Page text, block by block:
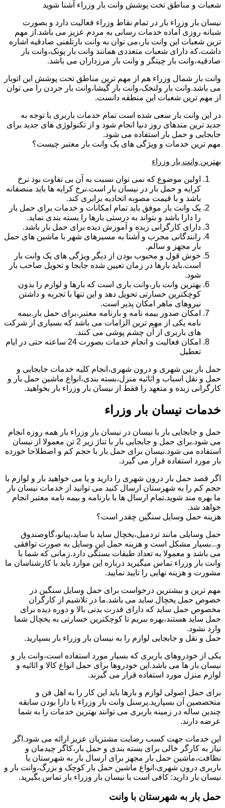
شعبات و مناطق تخت پوشش وانت بار وزراء آشنا شوید
نیسان بار وزراء بار در تمام نقاط وزراء فعالیت دارد و بصورت
شبانه روزی آماده خدمات رسانی به مردم عزیز می باشد.از مهم
ترین شعبات این وانت بار،می توان به وانت بارتلفنی صادقیه اشاره
داشت،که دارای شعبات متعددی همانند وانت بار پونک،وانت بار
صادقیه،وانت بار چیتگر و وانت بار مرزداران می باشد.
وانت بار شمال وزراء هم از مهم ترین مناطق تحت پوشش این اتوبار
می باشد.وانت بار ولنجک،وانت بار گیشا،وانت بار جردن را می توان
از مهم ترین شعبات این منطقه دانست.
در این وانت بار سعی شده است تمام خدمات باربری با توجه به
جدید ترین متدهای روز دنیا انجام شود و از تکنولوژی های جدید برای
جابجایی و حمل بار استفاده می شود.
مهم ترین خدمات و ویژگی های یک وانت بار معتبر چیست؟
بهترین وانت بار وزراء
اولین موضوع که نمی توان نسبت به آن بی تفاوت بود نرخ
کرایه و حمل بار در نیسان بار است.نرخ کرایه ها باید منصفانه
باشد و با قیمت مصوبه اتحادیه برابری کند.
یک وانت بار موفق باید تمام امکانات و خدمات برای حمل بار
را دارا باشد و بتواند به درستی بارها را بسته بندی نماید.
دارای کارگرانی زبده و آموزش دیده برای حمل بار باشد.
رانندگانی مجرب و آشنا به مسیرهای شهر با ماشین های حمل
بار مجهز و سالم.
خوش قول و محبوب بودن از دیگر ویژگی های یک وانت بار
است.باید بارها در زمان تعیین شده جابجا و تحویل صاحب بار
شود.
بهترین وانت بار،وانت باری است که بارها و لوازم را بدون
کوچکترین خسارتی تحویل دهد و این تنها با تجربه و داشتن
نیروهای ماهر امکان پذیر است.
امکان صدور بیمه نامه و بارنامه معتبر،برای حمل بار.بیمه
نامه یکی از مهم ترین الزامات می باشد که بسیاری از شرکت
های باربری از آن چشم پوشی می کنند.
امکان فعالیت و انجام خدمات بصورت 24 ساعته حتی در ایام
تعطیل
حمل بار بین شهری و درون شهری،انجام کلیه خدمات جابجایی و
حمل و نقل اسباب و اثاثیه منزل،بسته بندی،انواع ماشین حمل بار و
کارگرانی زبده و متعهد را فقط از نیسان بار وزراء بار بخواهید.
خدمات نیسان بار وزراء
حمل و جابجایی بار با نیسان در نیسان بار وزراء بار همه روزه انجام
می شود.برای حمل و جابجایی بار با تناژ زیر 2 تن معمولا از نیسان
استفاده می شود.نیسان برای حمل بار با حجم کم و اصطلاحا خورده
بار مورد استفاده قرار می گیرد.
اگر قصد حمل بار درون شهری را دارید و یا می خواهید بار و لوازم با
حجم کم را به شهرستان ارسال کنید می توانید از خدمات نیسان بار
ما بهره مند شوید.تمام ارسال ها با بارنامه و بیمه نامه معتبر انجام
خواهد شد.
هزینه حمل وسایل سنگین چقدر است؟
حمل وسایلی مانند تردمیل،یخچال ساید با ساید،پیانو،گاوصندوق
و...بسیار مشکل است و هزینه حمل این وسایل به صورت توافقی
می باشد و معمولا به تعداد طبقات بستگی دارد.زمانی که شما با
وانت بار وزراء تماس میگیرید درباره این موارد باید با کارشناسان ما
مشورت و هزینه نهایی را تایید نمایید.
مهم ترین و بیشترین درخواست برای حمل وسایل سنگین در
خصوص حمل یخچال ساید می باشد.ما در تلاشیم از کارگران
مخصوص حمل ساید که دارای قدرت بدنی بالا و دوره دیده برای
حمل ساید هستند،بهره ببریم تا کوچکترین خسارتی به یخچال شما
وارد نشود.
حمل و نقل و جابجایی لوازم را به نیسان بار وزراء بار بسپارید.
یکی از خودروهای باربری که بسیار مورد استفاده است،وانت بار و
نیسان بار ها می باشد.این خودروها برای حمل انواع کالا و اثاثیه و
لوازم منزل مورد استفاده قرار می گیرند.
برای حمل اصولی لوازم و بارها باید این کار را به اهل فن و
متخصصین آن بسپارید.پرسنل وانت بار وزراء با دارا بودن سابقه
چندین ساله در زمینه باربری می توانند بهترین خدمات را به شما
عرضه دارند.
این خدمات جهت کسب رضایت مشتریان عزیز ارائه می شود.اگر
نیاز به کارگر خالی برای بسته بندی و حمل بار،کاگر چیدمان و
نظافت،ماشین حمل بار مجهز برای ارسال بار به شهرستان یا
باربری درون شهری،انواع ماشین حمل بار کوچک و بزرگ،وانت بار و
نیسان بار دارید: کافی است با نیسان بار وزراء بار تماس بگیرید.
حمل بار به شهرستان با وانت